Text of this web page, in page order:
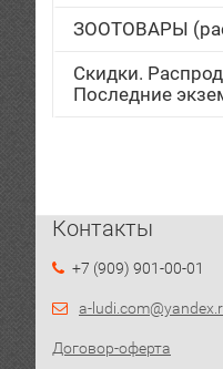
ЗООТОВАРЫ
Скидки.
Последние
Контакты
+7 (909) 901-00-01
a-
Договор-оферта